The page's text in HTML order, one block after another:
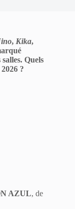
, Kika,
Quels
?
AZUL, de